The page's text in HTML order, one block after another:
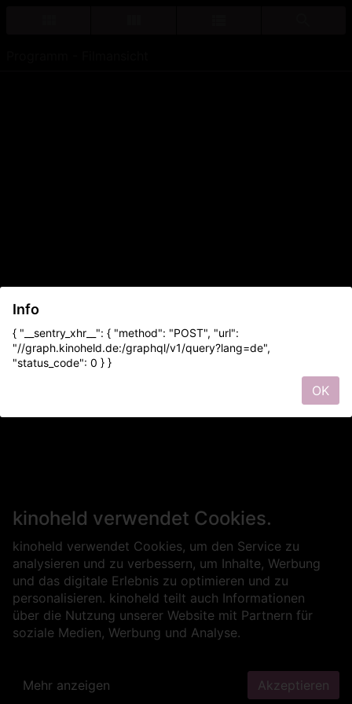
kinoheld verwendet Cookies.
kinoheld verwendet Cookies, um den Service zu
analysieren und zu verbessern, um Inhalte, Werbung
und das digitale Erlebnis zu optimieren und zu
personalisieren. kinoheld teilt auch Informationen
über die Nutzung unserer Website mit Partnern für
soziale Medien, Werbung und Analyse.
Mehr anzeigen Akzeptieren
Info
{ "__sentry_xhr__": { "method": "POST", "url":
"//graph.kinoheld.de:/graphql/v1/query?lang=de",
"status_code": 0 } }
OK